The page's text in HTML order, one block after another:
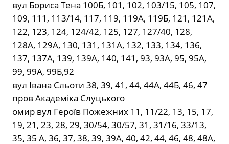
вул Бориса Тена 100Б, 101, 102, 103/15, 105, 107,
109, 111, 113/14, 117, 119, 119А, 119Б, 121, 121А,
122, 123, 124, 124/42, 125, 127, 127/40, 128,
128А, 129А, 130, 131, 131А, 132, 133, 134, 136,
137, 137А, 139, 139А, 140, 141, 93, 93А, 95, 95А,
99, 99А, 99Б,92
вул Івана Сльоти 38, 39, 41, 44, 44А, 44Б, 46, 47
пров Академіка Слуцького
омир вул Героїв Пожежних 11, 11/22, 13, 15, 17,
19, 21, 23, 28, 29, 30/54, 30/57, 31, 31/16, 33/13,
35, 35 А, 36, 37, 38, 39, 39А, 40, 42, 44, 46, 48, 48А,